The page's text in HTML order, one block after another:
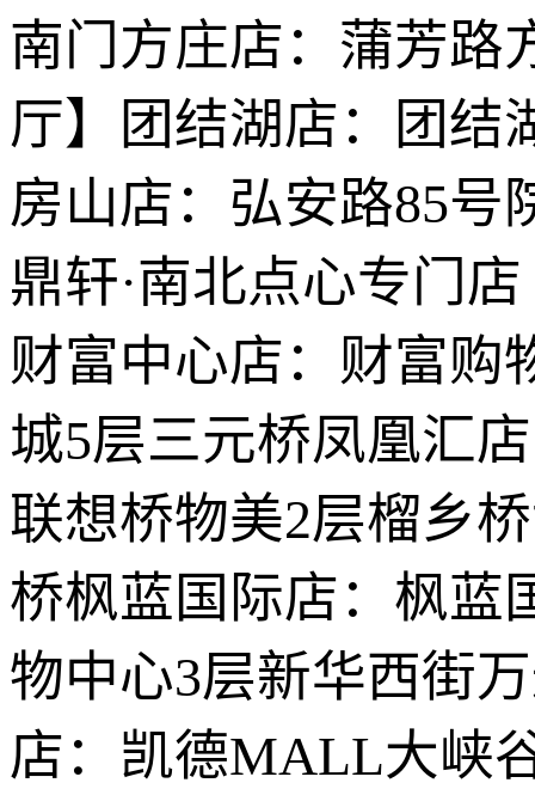
南门方庄店：蒲芳路
厅】团结湖店：团结
房山店：弘安路85号
鼎轩·南北点心专门
财富中心店：财富购
城5层三元桥凤凰汇
联想桥物美2层榴乡
桥枫蓝国际店：枫蓝
物中心3层新华西街
店：凯德MALL大峡